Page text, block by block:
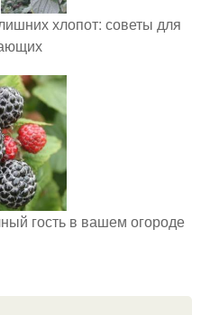
хлопот: советы для
гость в вашем огороде